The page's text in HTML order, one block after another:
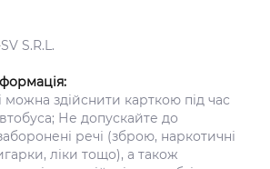
S.R.L.
можна здійснити карткою під час
Не допускайте до
речі (зброю, наркотичні
ліки тощо), а також